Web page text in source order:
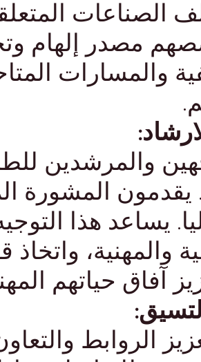
الصناعات
مصدر إلهام
والمسارات
والمرشدين
يقدمون المشورة
يساعد هذا
والمهنية،
آفاق حياتهم
الروابط